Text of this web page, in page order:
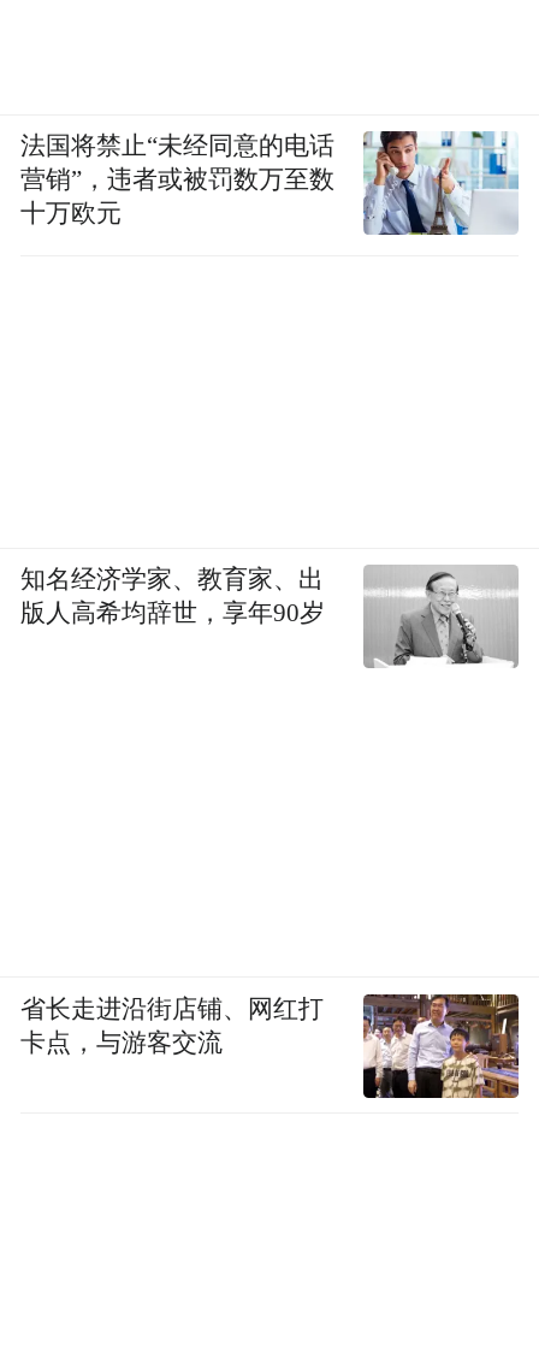
法国将禁止“未经同意的电话
营销”，违者或被罚数万至数
十万欧元
知名经济学家、教育家、出
版人高希均辞世，享年90岁
省长走进沿街店铺、网红打
卡点，与游客交流